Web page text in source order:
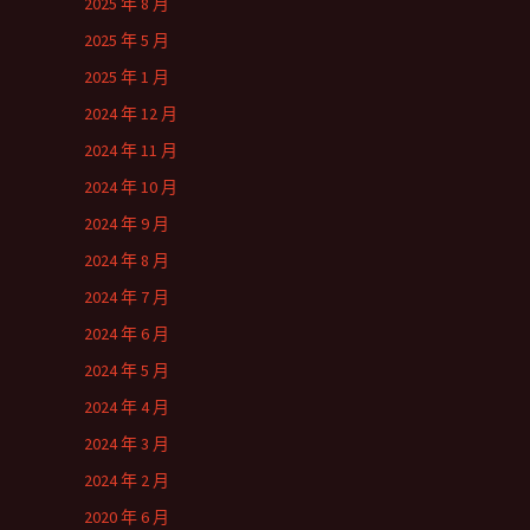
2025 年 5 月
2025 年 1 月
2024 年 12 月
2024 年 11 月
2024 年 10 月
2024 年 9 月
2024 年 8 月
2024 年 7 月
2024 年 6 月
2024 年 5 月
2024 年 4 月
2024 年 3 月
2024 年 2 月
2020 年 6 月